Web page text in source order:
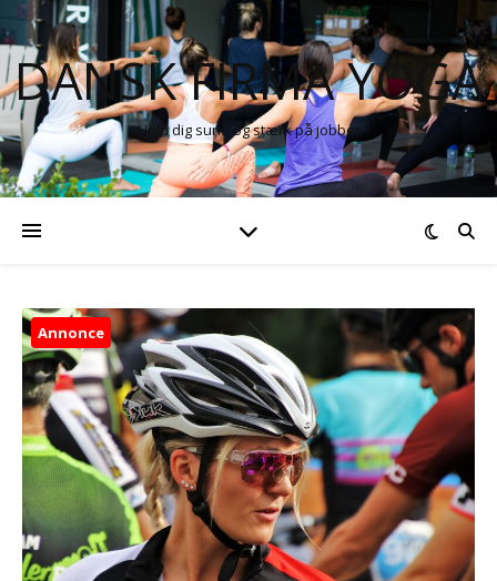
DANSK FIRMA YOGA
Hold dig sund og stærk på jobbet
Annonce